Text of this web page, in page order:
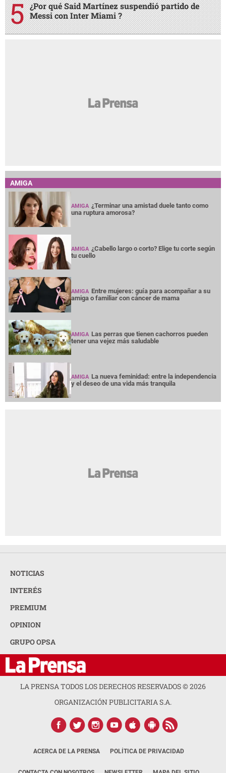
¿Por qué Said Martínez suspendió partido de
Messi con Inter Miami ?
AMIGA
AMIGA ¿Terminar una amistad duele tanto como
una ruptura amorosa?
AMIGA ¿Cabello largo o corto? Elige tu corte según
tu cuello
AMIGA Entre mujeres: guía para acompañar a su
amiga o familiar con cáncer de mama
AMIGA Las perras que tienen cachorros pueden
tener una vejez más saludable
AMIGA La nueva feminidad: entre la independencia
y el deseo de una vida más tranquila
NOTICIAS
INTERÉS
PREMIUM
OPINION
GRUPO OPSA
LA PRENSA TODOS LOS DERECHOS RESERVADOS ©2026
ORGANIZACIÓN PUBLICITARIA S.A.
ACERCA DE LA PRENSA POLÍTICA DE PRIVACIDAD